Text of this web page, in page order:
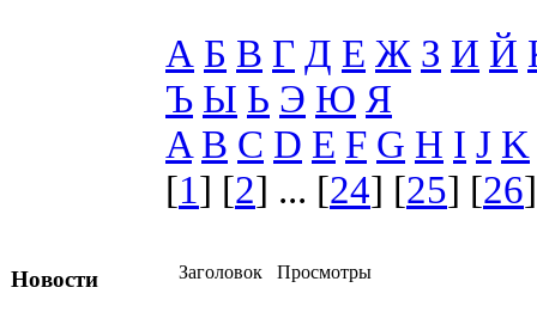
Новости
А Б В Г Д Е Ж З И Й
Ъ Ы Ь Э Ю Я
A B C D E F G H I J K
[1] [2] ... [24] [25] [26
Заголовок Просмотры